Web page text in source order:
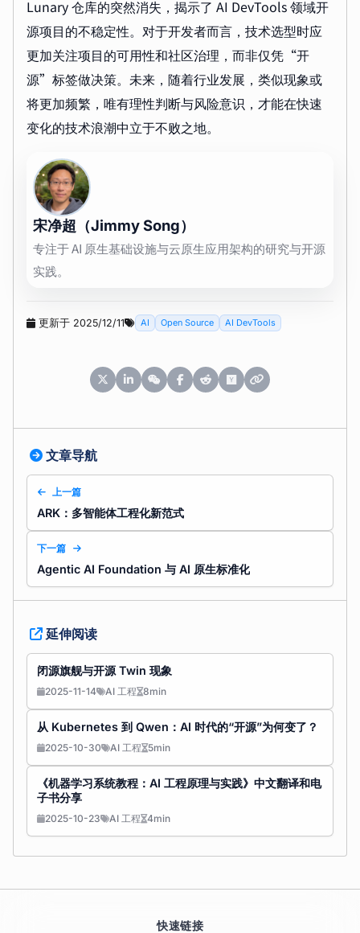
Lunary 仓库的突然消失，揭示了 AI DevTools 领域开
源项目的不稳定性。对于开发者而言，技术选型时应
更加关注项目的可用性和社区治理，而非仅凭“开
源”标签做决策。未来，随着行业发展，类似现象或
将更加频繁，唯有理性判断与风险意识，才能在快速
变化的技术浪潮中立于不败之地。
宋净超（Jimmy Song）
专注于 AI 原生基础设施与云原生应用架构的研究与开源
实践。
更新于 2025/12/11 AI Open Source AI DevTools
文章导航
上一篇
ARK：多智能体工程化新范式
下一篇
Agentic AI Foundation 与 AI 原生标准化
延伸阅读
闭源旗舰与开源 Twin 现象
2025-11-14 AI 工程 8min
从 Kubernetes 到 Qwen：AI 时代的“开源”为何变了？
2025-10-30 AI 工程 5min
《机器学习系统教程：AI 工程原理与实践》中文翻译和电
子书分享
2025-10-23 AI 工程 4min
快速链接